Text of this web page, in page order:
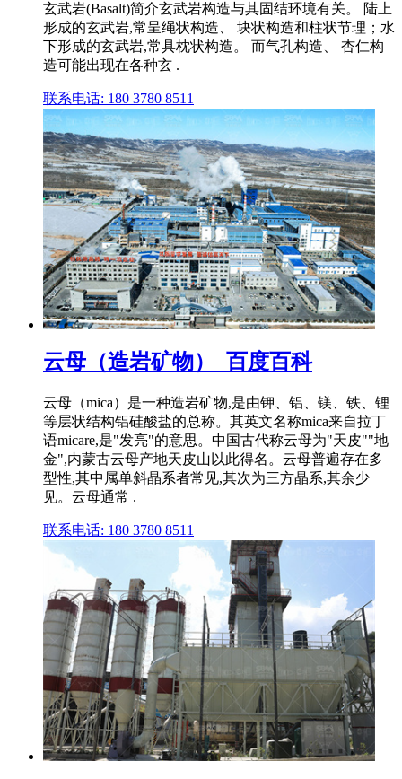
玄武岩(Basalt)简介玄武岩构造与其固结环境有关。 陆上
形成的玄武岩,常呈绳状构造、 块状构造和柱状节理；水
下形成的玄武岩,常具枕状构造。 而气孔构造、 杏仁构
造可能出现在各种玄 .
联系电话: 180 3780 8511
云母（造岩矿物）_百度百科
云母（mica）是一种造岩矿物,是由钾、铝、镁、铁、锂
等层状结构铝硅酸盐的总称。其英文名称mica来自拉丁
语micare,是"发亮"的意思。中国古代称云母为"天皮""地
金",内蒙古云母产地天皮山以此得名。云母普遍存在多
型性,其中属单斜晶系者常见,其次为三方晶系,其余少
见。云母通常 .
联系电话: 180 3780 8511